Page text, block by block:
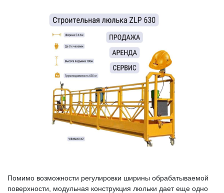
Помимо возможности регулировки ширины обрабатываемой
поверхности, модульная конструкция люльки дает еще одно